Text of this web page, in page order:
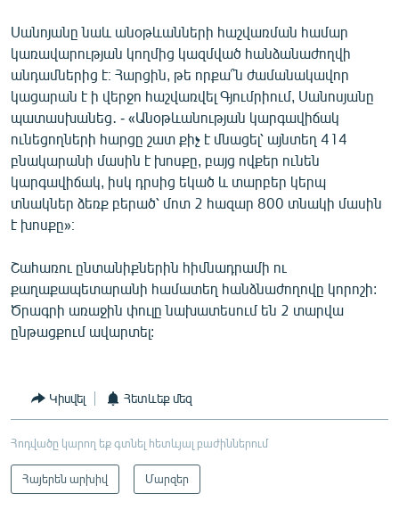
Սանոյանը նաև անօթևանների հաշվառման համար
կառավարության կողմից կազմված հանձանաժողվի
անդամներից է։ Հարցին, թե որքա՞ն ժամանակավոր
կացարան է ի վերջո հաշվառվել Գյումրիում, Սանոսյանը
պատասխանեց․ - «Անօթևանության կարգավիճակ
ունեցողների հարցը շատ քիչ է մնացել՝ այնտեղ 414
բնակարանի մասին է խոսքը, բայց ովքեր ունեն
կարգավիճակ, իսկ դրսից եկած և տարբեր կերպ
տնակներ ձեռք բերած՝ մոտ 2 հազար 800 տնակի մասին
է խոսքը»։
Շահառու ընտանիքներին հիմնադրամի ու
քաղաքապետարանի համատեղ հանձնաժողովը կորոշի:
Ծրագրի առաջին փուլը նախատեսում են 2 տարվա
ընթացքում ավարտել:
Կիսվել Հետևեք մեզ
Հոդվածը կարող եք գտնել հետևյալ բաժիններում
Հայերեն արխիվ Մարզեր